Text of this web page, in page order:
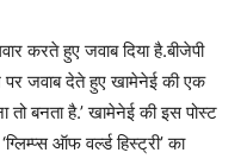
करते हुए जवाब दिया है.बीजेपी
पर जवाब देते हुए खामेनेई की एक
तो बनता है.’ खामेनेई की इस पोस्ट
ऑफ वर्ल्ड हिस्ट्री’ का